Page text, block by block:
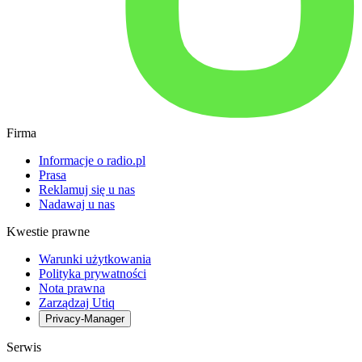
Firma
Informacje o radio.pl
Prasa
Reklamuj się u nas
Nadawaj u nas
Kwestie prawne
Warunki użytkowania
Polityka prywatności
Nota prawna
Zarządzaj Utiq
Privacy-Manager
Serwis